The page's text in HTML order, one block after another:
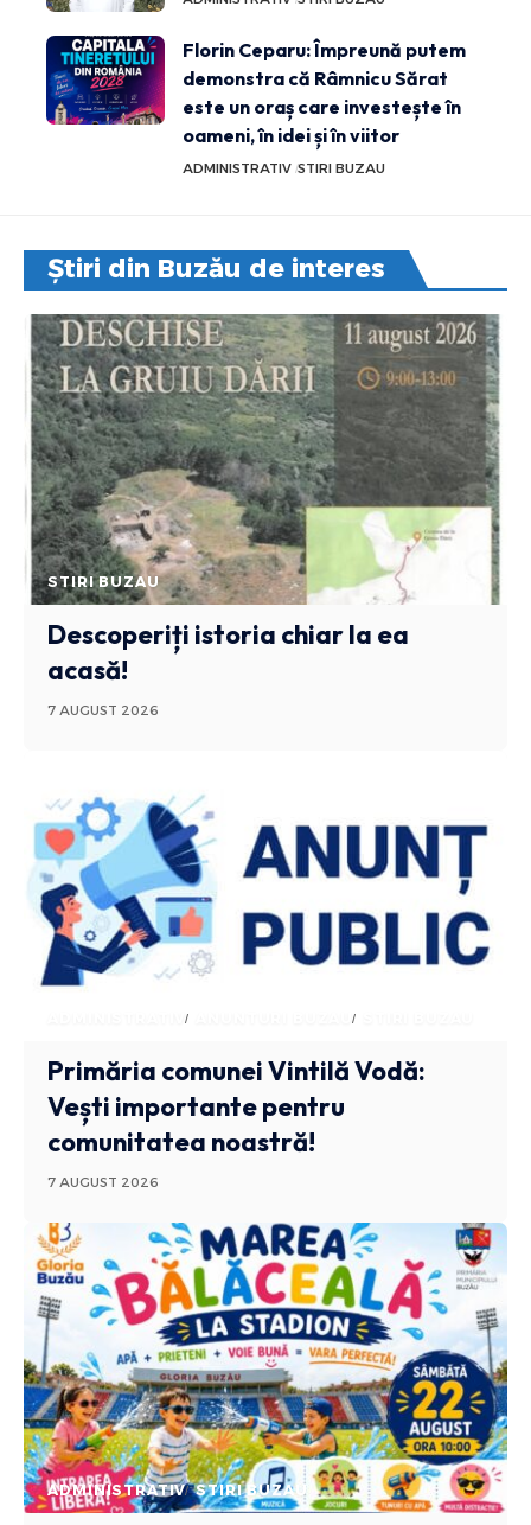
Florin Ceparu: Împreună putem
demonstra că Râmnicu Sărat
este un oraș care investește în
oameni, în idei și în viitor
ADMINISTRATIV STIRI BUZAU
Știri din Buzău de interes
STIRI BUZAU
Descoperiți istoria chiar la ea
acasă!
7 AUGUST 2026
ADMINISTRATIV ANUNTURI BUZAU
Primăria comunei Vintilă Vodă:
Vești importante pentru
comunitatea noastră!
7 AUGUST 2026
ADMINISTRATIV STIRI BUZAU